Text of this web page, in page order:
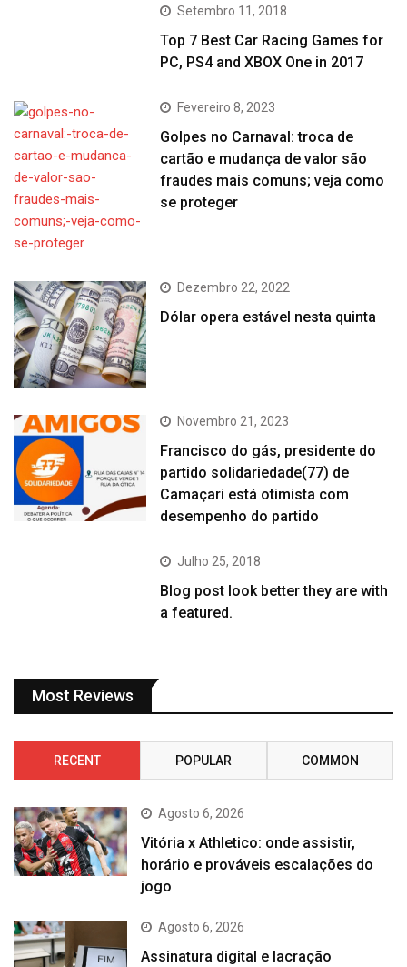
Setembro 11, 2018
Top 7 Best Car Racing Games for
PC, PS4 and XBOX One in 2017
Fevereiro 8, 2023
Golpes no Carnaval: troca de
cartão e mudança de valor são
fraudes mais comuns; veja como
se proteger
Dezembro 22, 2022
Dólar opera estável nesta quinta
Novembro 21, 2023
Francisco do gás, presidente do
partido solidariedade(77) de
Camaçari está otimista com
desempenho do partido
Julho 25, 2018
Blog post look better they are with
a featured.
Most Reviews
RECENT POPULAR COMMON
Agosto 6, 2026
Vitória x Athletico: onde assistir,
horário e prováveis escalações do
jogo
Agosto 6, 2026
Assinatura digital e lacração